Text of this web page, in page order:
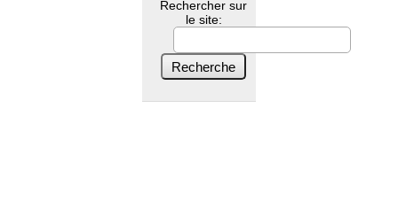
Rechercher sur
le site: